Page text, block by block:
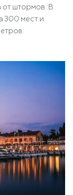
от штормов. В
300 мест и